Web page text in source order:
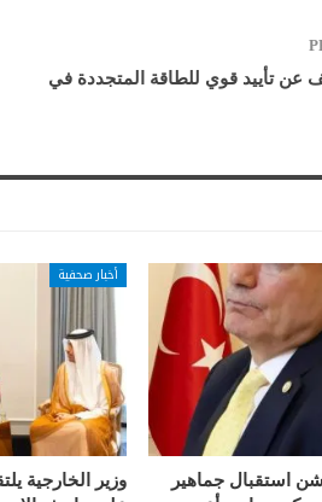
عن تأييد قوي للطاقة المتجددة في
استقبال جماهير
أخبار صحفية
وزير الخارجية